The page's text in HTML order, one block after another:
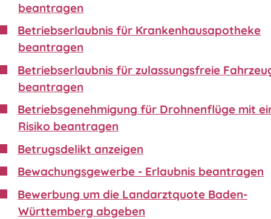
beantragen
Betriebserlaubnis für Krankenhausapotheke
beantragen
Betriebserlaubnis für zulassungsfreie
beantragen
Betriebsgenehmigung für Drohnenflüge mit
Risiko beantragen
Betrugsdelikt anzeigen
Bewachungsgewerbe - Erlaubnis beantragen
Bewerbung um die Landarztquote Baden-
Württemberg abgeben